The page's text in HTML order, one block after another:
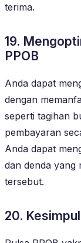
terima.
19.
PPOB
Anda dapat
dengan
seperti tagihan
pembayaran
Anda dapat
dan denda yang
tersebut.
20.